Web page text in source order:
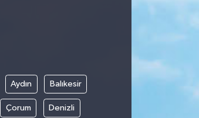
Aydın Balıkesir
Çorum Denizli